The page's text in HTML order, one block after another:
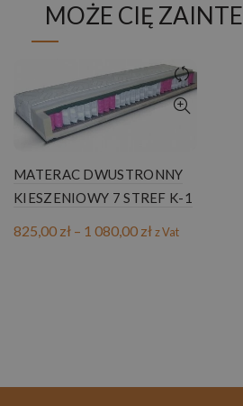
MOŻE CIĘ
MATERAC DWUSTRONNY
KIESZENIOWY 7 STREF K-1
825,00 zł – 1 080,00 złZakres
z Vat